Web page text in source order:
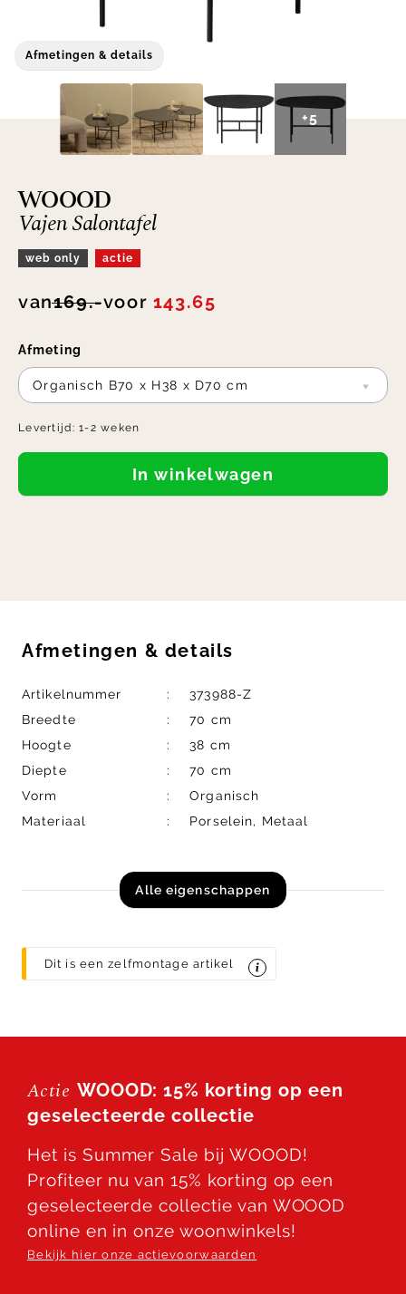
Afmetingen & details
+5
WOOOD
Vajen Salontafel
web only actie
van169.-voor 143.65
Afmeting
Organisch B70 x H38 x D70 cm
Levertijd:1-2 weken
In winkelwagen
Afmetingen & details
Artikelnummer
373988-Z
Breedte
70 cm
Hoogte
38 cm
Diepte
70 cm
Vorm
Organisch
Materiaal
Porselein, Metaal
Alle eigenschappen
Dit is een zelfmontage artikel
Actie WOOOD: 15% korting op een
geselecteerde collectie
Het is Summer Sale bij WOOOD!
Profiteer nu van 15% korting op een
geselecteerde collectie van WOOOD
online en in onze woonwinkels!
Bekijk hier onze actievoorwaarden